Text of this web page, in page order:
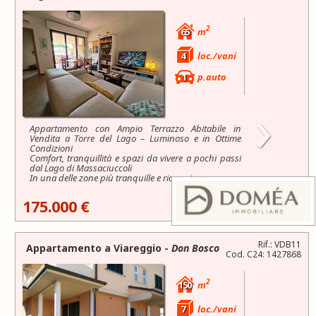
65 m2
4
loc./vani
1
p.auto
Appartamento con Ampio Terrazzo Abitabile in
Vendita a Torre del Lago – Luminoso e in Ottime
Condizioni
Comfort, tranquillità e spazi da vivere a pochi passi
dal Lago di Massaciuccoli
In una delle zone più tranquille e ricercate...
›
175.000 €
Rif.: VDB11
Cod. C24: 1427868
Appartamento a Viareggio - Don Bosco
150 m2
7
loc./vani